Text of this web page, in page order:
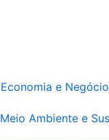
Economia e
Meio Ambiente e